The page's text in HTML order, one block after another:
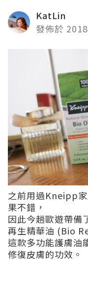
KatLin
發佈於
之前用過Kneipp
果不錯，
因此今趟歐遊帶
再生精華油 (Bio
這款多功能護膚油
修復皮膚的功效。